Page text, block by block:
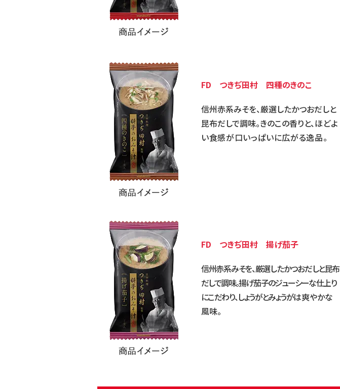
FD つきぢ田村 四種のきのこ
信州赤系みそを、厳選したかつおだしと
昆布だしで調味。きのこの香りと、ほどよ
い食感が口いっぱいに広がる逸品。
FD つきぢ田村 揚げ茄子
信州赤系みそを、厳選したかつおだしと昆布
だしで調味。揚げ茄子のジューシーな仕上り
にこだわり、しょうがとみょうがは爽やかな
風味。